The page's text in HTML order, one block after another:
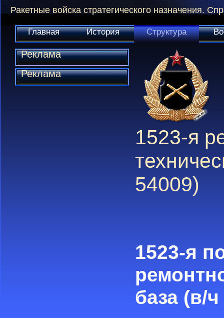
Ракетные войска стратегического назначения.
Главная История Структура
Реклама
Реклама
1523-я
54009)
1523-я
база (в/